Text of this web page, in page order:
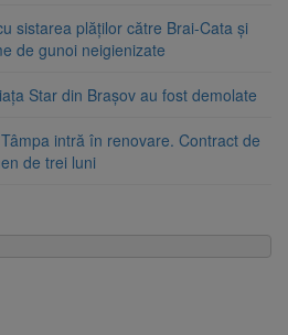
sistarea plăților către Brai-Cata și
de gunoi neigienizate
Star din Brașov au fost demolate
intră în renovare. Contract de
de trei luni